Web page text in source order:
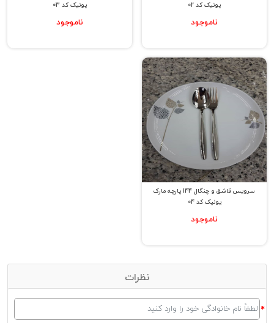
یونیک کد 02
ناموجود
یونیک کد 03
ناموجود
سرویس قاشق و چنگال 144 پارچه مارک
یونیک کد 04
ناموجود
نظرات